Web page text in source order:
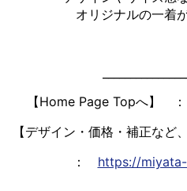
オリジナルの一着
【Home Page Topへ】
【デザイン・価格・補正など
： https://